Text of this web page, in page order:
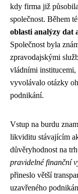
kdy firma již
společnost. Během
oblasti analýzy dat
Společnost byla
zpravodajskými
vládními
vyvolávalo otázky
podnikání.
Vstup na burdu
likviditu stávajícím
důvěryhodnost na
pravidelné finanční
přineslo větší
uzavřeného